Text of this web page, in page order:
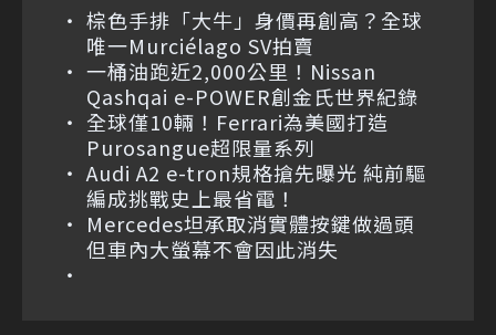
棕色手排「大牛」身價再創高？全球
唯一Murciélago SV拍賣
一桶油跑近2,000公里！Nissan
Qashqai e-POWER創金氏世界紀錄
全球僅10輛！Ferrari為美國打造
Purosangue超限量系列
Audi A2 e-tron規格搶先曝光 純前驅
編成挑戰史上最省電！
Mercedes坦承取消實體按鍵做過頭
但車內大螢幕不會因此消失